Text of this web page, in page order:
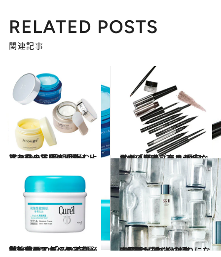
RELATED POSTS
関連記事
2016.9.27
塗ったまま眠る「ナイトマスク」で 翌朝は弾むような肌の質感に感動！
ビューティ＆ヘルス 2016.12.5
単なるプチプラコスメじゃない素晴らしさ 激安ならぬ「驚安」商品が嬉しすぎる！
ビューティ＆ヘルス
2016.3.15
花粉症歴10年のライターがお薦め！ 「この時期必携！」のスキンケア3選
ビューティ＆ヘルス 2017.3.7
齋藤薫が選ぶ化粧水BEST12「本当に頼りになる1本はこれ！」
ビューティ＆ヘルス